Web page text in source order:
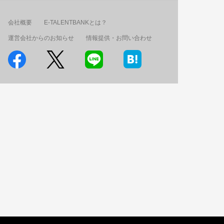
会社概要 E-TALENTBANKとは？
運営会社からのお知らせ 情報提供・お問い合わせ